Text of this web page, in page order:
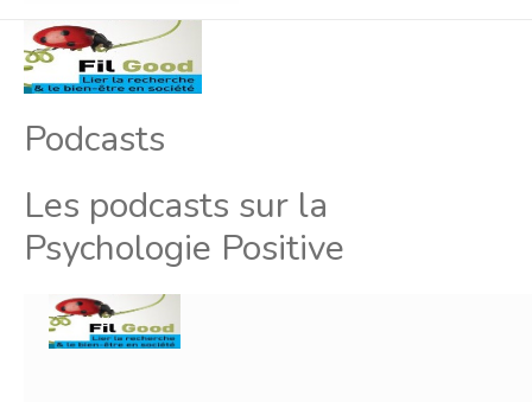
Podcasts
Les podcasts sur la
Psychologie Positive